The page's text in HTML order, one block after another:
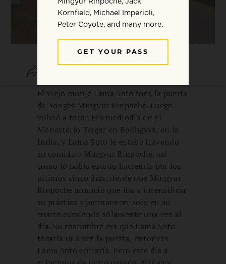
El viejo monje Lama Soto tocó la puerta
de Yongey Mingyur Rinpoche. Luego
volvió a tocar. Era mediodía en el
Monasterio Tergar en Bodhgaya, en la
India, y Lama Soto le estaba trayendo
su comida a Mingyur Rinpoche, así
como lo había estado haciendo por los
últimos cinco días, desde que Mingyur
Rinpoche anunció que iba a intensificar
su práctica y permanecer solo en su
cuarto comiendo sólamente una vez al
día. Su costumbre era que Lama Soto
tocaría una vez la puerta, entonces
Lama Soto entraría. Pero este día a